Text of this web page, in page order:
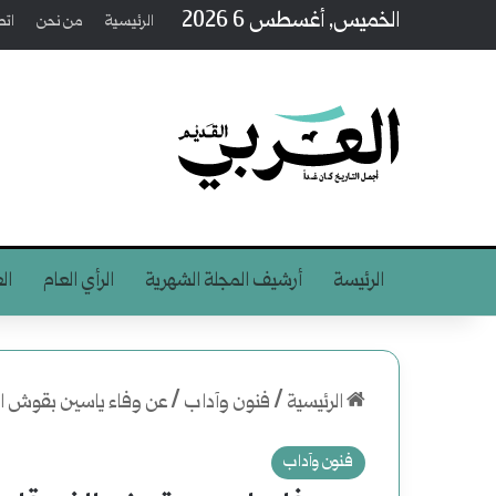
الخميس, أغسطس 6 2026 الرئيسية من نحن
الرئيسة أرشيف المجلة الشهرية الرأي العام
الرئيسية /فنون وآداب /عن وفاء ياسين بقوش
فنون وآداب